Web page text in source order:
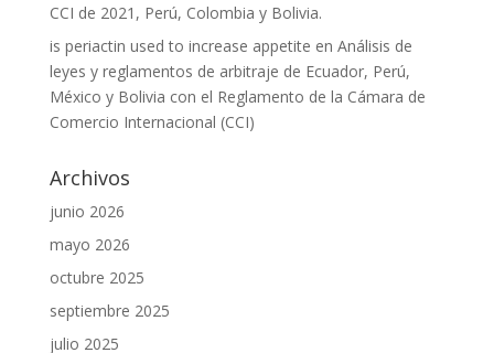
CCI de 2021, Perú, Colombia y Bolivia.
is periactin used to increase appetite en Análisis de
leyes y reglamentos de arbitraje de Ecuador, Perú,
México y Bolivia con el Reglamento de la Cámara de
Comercio Internacional (CCI)
Archivos
junio 2026
mayo 2026
octubre 2025
septiembre 2025
julio 2025